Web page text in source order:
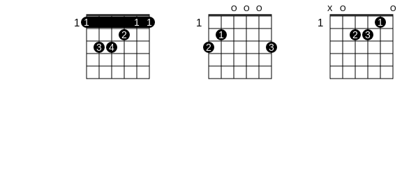
1 1 1
1
2
3
4
O O O
1
1
2
3
X O O
1
1
2
3